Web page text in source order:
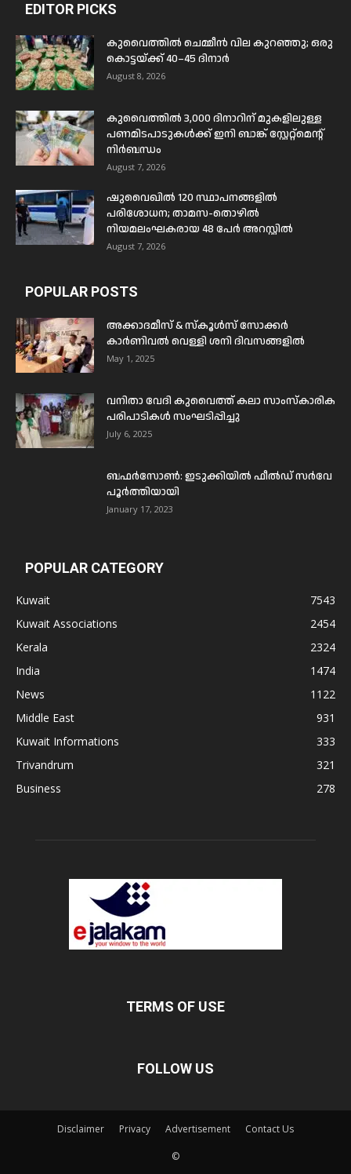
EDITOR PICKS
കുവൈത്തിൽ ചെമ്മീൻ വില കുറഞ്ഞു; ഒരു
കൊട്ടയ്ക്ക് 40–45 ദിനാർ
August 8, 2026
കുവൈത്തിൽ 3,000 ദിനാറിന് മുകളിലുള്ള
പണമിടപാടുകൾക്ക് ഇനി ബാങ്ക് സ്റ്റേറ്റ്മെന്റ്
നിർബന്ധം
August 7, 2026
ഷുവൈഖിൽ 120 സ്ഥാപനങ്ങളിൽ
പരിശോധന; താമസ-തൊഴിൽ
നിയമലംഘകരായ 48 പേർ അറസ്റ്റിൽ
August 7, 2026
POPULAR POSTS
അക്കാദമീസ് & സ്കൂൾസ് സോക്കർ
കാർണിവൽ വെള്ളി ശനി ദിവസങ്ങളിൽ
May 1, 2025
വനിതാ വേദി കുവൈത്ത് കലാ സാംസ്കാരിക
പരിപാടികൾ സംഘടിപ്പിച്ചു
July 6, 2025
ബഫര്‍സോണ്‍: ഇടുക്കിയില്‍ ഫീല്‍ഡ് സര്‍വേ
പൂര്‍ത്തിയായി
January 17, 2023
POPULAR CATEGORY
Kuwait
7543
Kuwait Associations
2454
Kerala
2324
India
1474
News
1122
Middle East
931
Kuwait Informations
333
Trivandrum
321
Business
278
TERMS OF USE
FOLLOW US
Disclaimer Privacy Advertisement Contact Us
©